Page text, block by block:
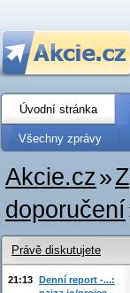
Úvodní stránka
Všechny zprávy
Akcie.cz»
doporučení
Právě diskutujete
21:13 Denní report -...: